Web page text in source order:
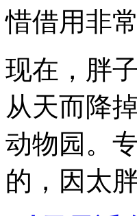
惜借用非常
现在，胖
从天而降
动物园。
的，因太